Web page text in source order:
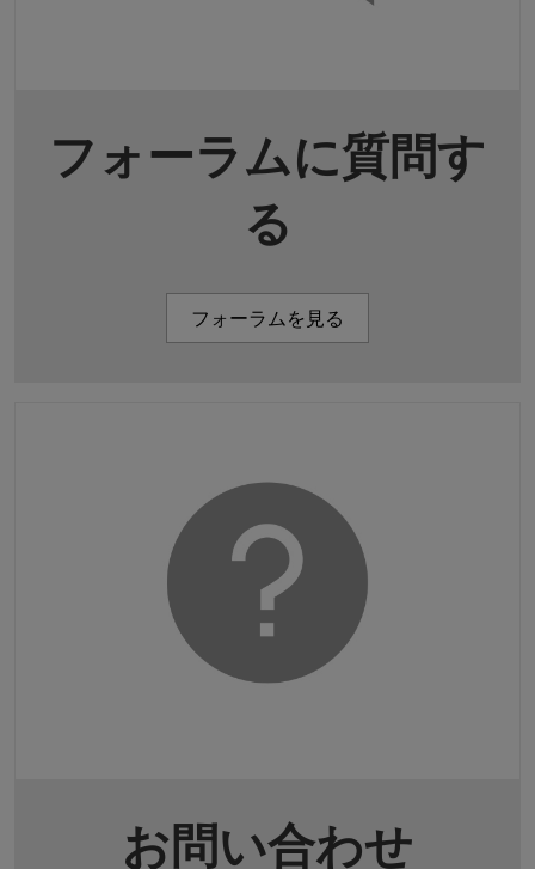
フォーラムに質問す
る
フォーラムを見る
お問い合わせ